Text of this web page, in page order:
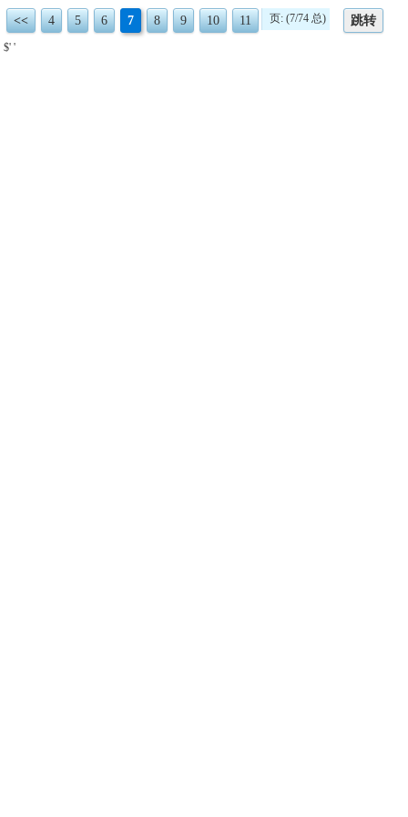
<< 4 5 6 7 8 9 10 11 页: (7/74 总) 跳转
$' '